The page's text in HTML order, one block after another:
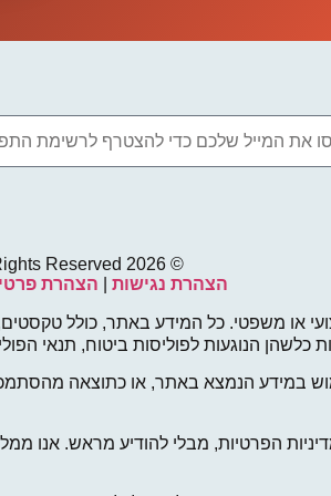
© 2026 All Rights Reserved
הצהרת נגישות
הצהרת
או משפטי. כל המידע באתר, כולל
כלשהן הנוגעות לפוליסות ביטוח, תנאי
במידע הנמצא באתר, או כתוצאה
הפרטיות, מבלי להודיע מראש. אנו